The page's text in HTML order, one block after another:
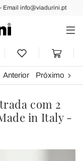
Email info@viadurini.pt
Anterior Próximo
com 2
in Italy -